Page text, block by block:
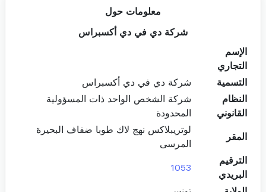
معلومات حول
شركة دي في دي أكسبراس
الإسم
التجاري
التسمية
شركة دي في دي أكسبراس
النظام
القانوني
شركة الشخص الواحد ذات المسؤولية
المحدودة
المقر
لوتريبلاكس نهج لاك طوبا ضفاف البحيرة
المرسى
الترقيم
البريدي
1053